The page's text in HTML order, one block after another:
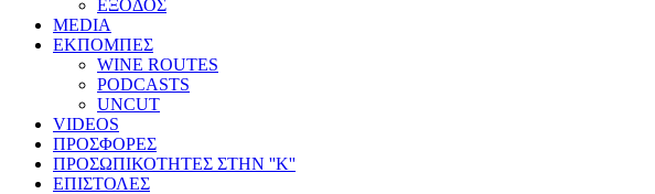
ΕΞΟΔΟΣ
MEDIA
ΕΚΠΟΜΠΕΣ
WINE ROUTES
PODCASTS
UNCUT
VIDEOS
ΠΡΟΣΦΟΡΕΣ
ΠΡΟΣΩΠΙΚΟΤΗΤΕΣ ΣΤΗΝ ''Κ''
ΕΠΙΣΤΟΛΕΣ